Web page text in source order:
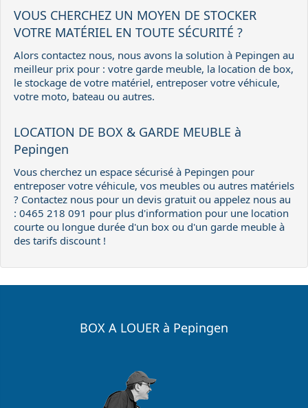
VOUS CHERCHEZ UN MOYEN DE STOCKER
VOTRE MATÉRIEL EN TOUTE SÉCURITÉ ?
Alors contactez nous, nous avons la solution à Pepingen au
meilleur prix pour : votre garde meuble, la location de box,
le stockage de votre matériel, entreposer votre véhicule,
votre moto, bateau ou autres.
LOCATION DE BOX & GARDE MEUBLE à
Pepingen
Vous cherchez un espace sécurisé à Pepingen pour
entreposer votre véhicule, vos meubles ou autres matériels
? Contactez nous pour un devis gratuit ou appelez nous au
: 0465 218 091 pour plus d'information pour une location
courte ou longue durée d'un box ou d'un garde meuble à
des tarifs discount !
BOX A LOUER à Pepingen